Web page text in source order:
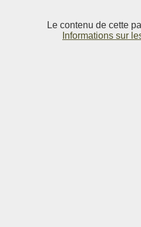
Le contenu de cette
Informations sur